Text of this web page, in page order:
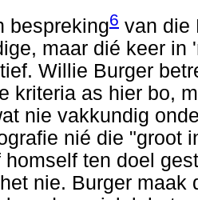
bespreking6 van die
maar dié keer in
Willie Burger
kriteria as hier bo,
nie vakkundig
nié die "groot
homself ten doel
nie. Burger maak